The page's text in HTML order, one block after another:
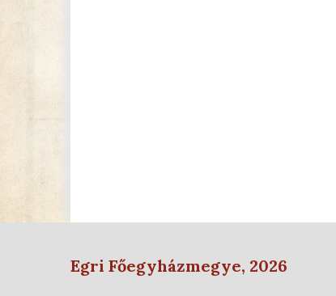
Egri Főegyházmegye, 2026